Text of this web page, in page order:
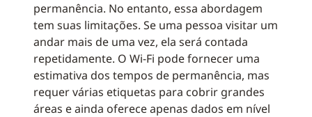
permanência. No entanto, essa abordagem
tem suas limitações. Se uma pessoa visitar um
andar mais de uma vez, ela será contada
repetidamente. O Wi-Fi pode fornecer uma
estimativa dos tempos de permanência, mas
requer várias etiquetas para cobrir grandes
áreas e ainda oferece apenas dados em nível